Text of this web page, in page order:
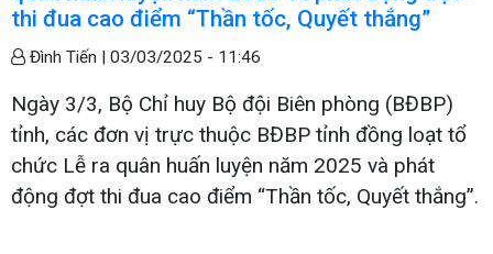
thi đua cao điểm “Thần tốc, Quyết thắng”
Đình Tiến | 03/03/2025 - 11:46
Ngày 3/3, Bộ Chỉ huy Bộ đội Biên phòng (BĐBP)
tỉnh, các đơn vị trực thuộc BĐBP tỉnh đồng loạt tổ
chức Lễ ra quân huấn luyện năm 2025 và phát
động đợt thi đua cao điểm “Thần tốc, Quyết thắng”.